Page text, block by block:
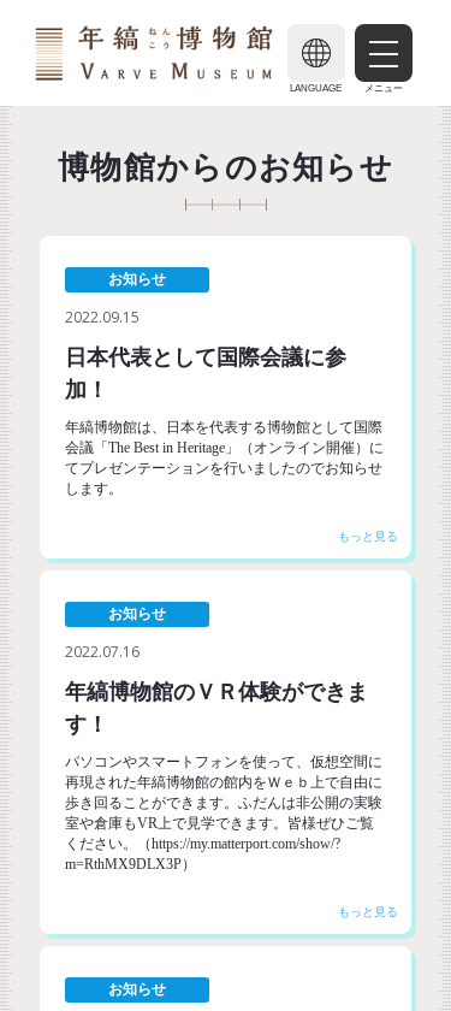
LANGUAGE メニュー
博物館からのお知らせ
お知らせ
2022.09.15
日本代表として国際会議に参
加！
年縞博物館は、日本を代表する博物館として国際
会議「The Best in Heritage」（オンライン開催）に
てプレゼンテーションを行いましたのでお知らせ
します。
お知らせ
2022.07.16
年縞博物館のＶＲ体験ができま
す！
パソコンやスマートフォンを使って、仮想空間に
再現された年縞博物館の館内をＷｅｂ上で自由に
歩き回ることができます。ふだんは非公開の実験
室や倉庫もVR上で見学できます。皆様ぜひご覧
ください。（https://my.matterport.com/show/?
m=RthMX9DLX3P）
お知らせ